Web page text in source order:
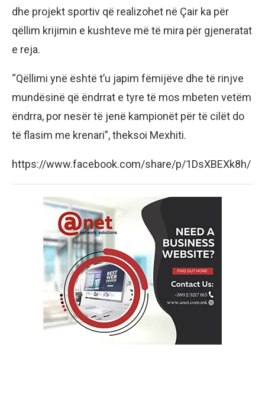
dhe projekt sportiv që realizohet në Çair ka për
qëllim krijimin e kushteve më të mira për gjeneratat
e reja.
“Qëllimi ynë është t’u japim fëmijëve dhe të rinjve
mundësinë që ëndrrat e tyre të mos mbeten vetëm
ëndrra, por nesër të jenë kampionët për të cilët do
të flasim me krenari”, theksoi Mexhiti.
https://www.facebook.com/share/p/1DsXBEXk8h/